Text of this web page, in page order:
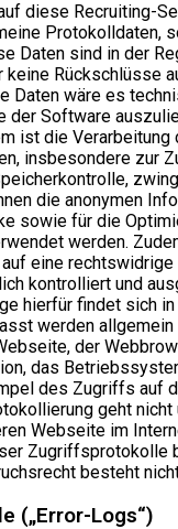
diese Recruiting-
Protokolldaten,
Daten sind in der
keine Rückschlüsse
Daten wäre es
der Software
ist die Verarbeitung
insbesondere zur
die anonymen
sowie für die
werden.
eine
kontrolliert und
hierfür findet sich
werden
der
das
des Zugriffs auf
geht nicht
Webseite im
Zugriffsprotokolle
besteht
(„Error-Logs“)